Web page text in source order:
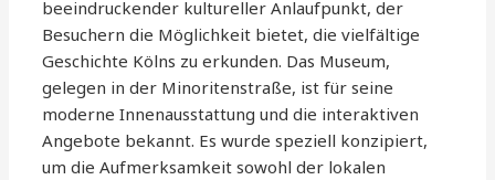
beeindruckender kultureller Anlaufpunkt, der
Besuchern die Möglichkeit bietet, die vielfältige
Geschichte Kölns zu erkunden. Das Museum,
gelegen in der Minoritenstraße, ist für seine
moderne Innenausstattung und die interaktiven
Angebote bekannt. Es wurde speziell konzipiert,
um die Aufmerksamkeit sowohl der lokalen